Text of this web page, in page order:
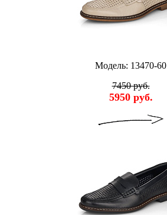
Модель: 13470-60
7450 руб.
5950 руб.